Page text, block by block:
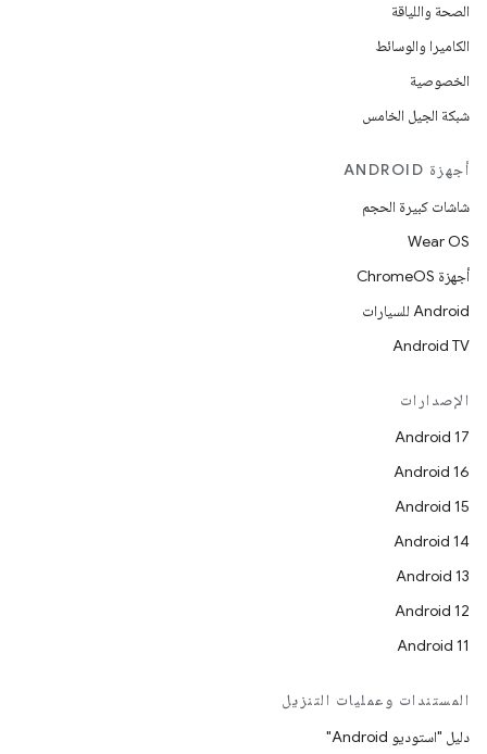
الصحة واللياقة
الكاميرا والوسائط
الخصوصية
شبكة الجيل الخامس
أجهزة ANDROID
شاشات كبيرة الحجم
Wear OS
أجهزة ChromeOS
Android للسيارات
Android TV
الإصدارات
Android 17
Android 16
Android 15
Android 14
Android 13
Android 12
Android 11
المستندات وعمليات التنزيل
دليل "استوديو Android"